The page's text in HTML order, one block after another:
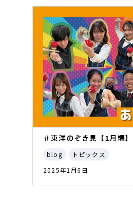
＃東洋のぞき見【1月編】
blog
トピックス
2025年1月6日